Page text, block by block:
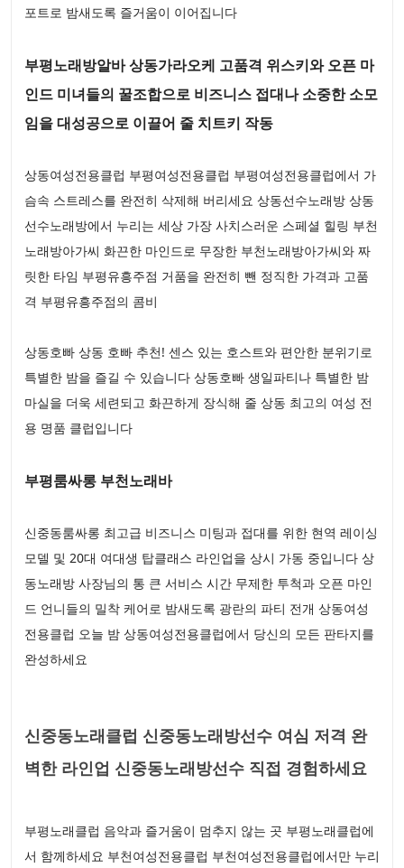
포트로 밤새도록 즐거움이 이어집니다
부평노래방알바 상동가라오케 고품격 위스키와 오픈 마
인드 미녀들의 꿀조합으로 비즈니스 접대나 소중한 소모
임을 대성공으로 이끌어 줄 치트키 작동
상동여성전용클럽 부평여성전용클럽 부평여성전용클럽에서 가
슴속 스트레스를 완전히 삭제해 버리세요 상동선수노래방 상동
선수노래방에서 누리는 세상 가장 사치스러운 스페셜 힐링 부천
노래방아가씨 화끈한 마인드로 무장한 부천노래방아가씨와 짜
릿한 타임 부평유흥주점 거품을 완전히 뺀 정직한 가격과 고품
격 부평유흥주점의 콤비
상동호빠 상동 호빠 추천! 센스 있는 호스트와 편안한 분위기로
특별한 밤을 즐길 수 있습니다 상동호빠 생일파티나 특별한 밤
마실을 더욱 세련되고 화끈하게 장식해 줄 상동 최고의 여성 전
용 명품 클럽입니다
부평룸싸롱 부천노래바
신중동룸싸롱 최고급 비즈니스 미팅과 접대를 위한 현역 레이싱
모델 및 20대 여대생 탑클래스 라인업을 상시 가동 중입니다 상
동노래방 사장님의 통 큰 서비스 시간 무제한 투척과 오픈 마인
드 언니들의 밀착 케어로 밤새도록 광란의 파티 전개 상동여성
전용클럽 오늘 밤 상동여성전용클럽에서 당신의 모든 판타지를
완성하세요
신중동노래클럽 신중동노래방선수 여심 저격 완
벽한 라인업 신중동노래방선수 직접 경험하세요
부평노래클럽 음악과 즐거움이 멈추지 않는 곳 부평노래클럽에
서 함께하세요 부천여성전용클럽 부천여성전용클럽에서만 누리